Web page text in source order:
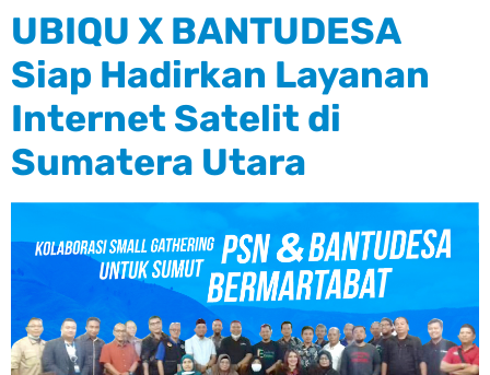
UBIQU X BANTUDESA
Siap Hadirkan Layanan
Internet Satelit di
Sumatera Utara